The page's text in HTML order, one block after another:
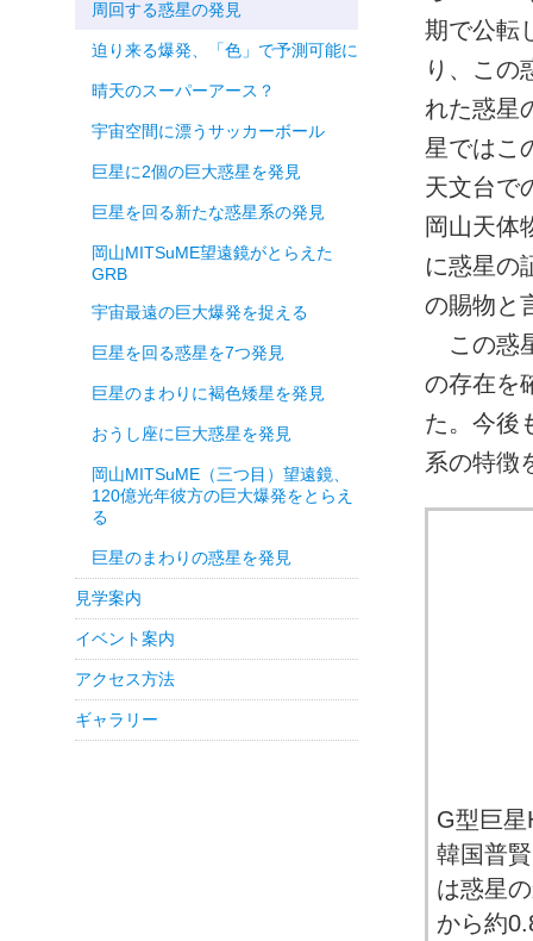
期で公転
り、この
れた惑星
星ではこ
天文台で
岡山天体
に惑星の
の賜物と
この惑
の存在を
た。今後
系の特徴
G型巨
韓国普
は惑星
から約
周回する惑星の発見
迫り来る爆発、「色」で予測可能に
晴天のスーパーアース？
宇宙空間に漂うサッカーボール
巨星に2個の巨大惑星を発見
巨星を回る新たな惑星系の発見
岡山MITSuME望遠鏡がとらえた
GRB
宇宙最遠の巨大爆発を捉える
巨星を回る惑星を7つ発見
巨星のまわりに褐色矮星を発見
おうし座に巨大惑星を発見
岡山MITSuME（三つ目）望遠鏡、
120億光年彼方の巨大爆発をとらえ
る
巨星のまわりの惑星を発見
見学案内
イベント案内
アクセス方法
ギャラリー